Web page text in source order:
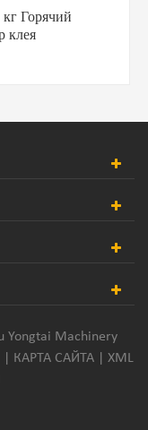
опрыскивание
расплава
Yongtai Machinery
КАРТА САЙТА
XML